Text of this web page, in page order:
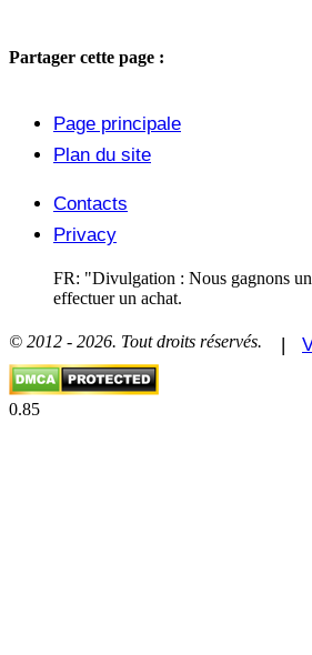
Partager cette page :
Page principale
Plan du site
Contacts
Privacy
FR: "Divulgation : Nous gagnons
effectuer un achat.
© 2012 - 2026. Tout droits réservés. |
0.85